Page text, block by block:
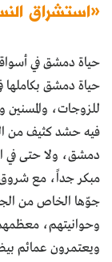
«استشراق
حياة دمشق في
حياة دمشق بكاملها
للزوجات، والمسنين
فيه حشد كثيف من
دمشق، ولا حتى في
مبكر جداً، مع
جوّها الخاص من
وحوانيتهم،
ويعتمرون عمائم